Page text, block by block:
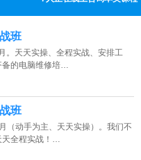
班
。天天实操、全程实战、安排工
备的电脑维修培…
班
（动手为主、天天实操）。我们不
全程实战！…